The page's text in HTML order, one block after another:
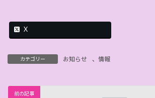
X
カテゴリー お知らせ 、 情報
前の記事